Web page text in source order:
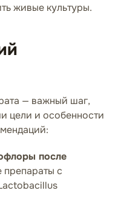
живые культуры.
— важный шаг,
цели и особенности
после
с